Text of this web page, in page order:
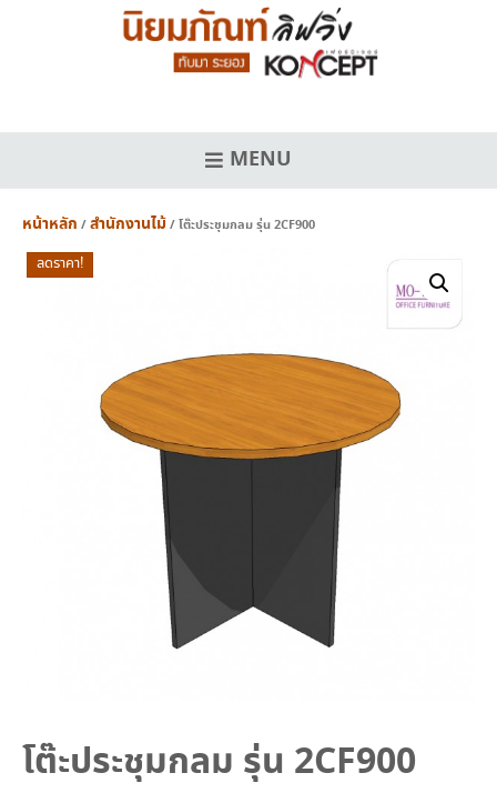
MENU
หน้าหลัก /สำนักงานไม้/ โต๊ะประชุมกลม รุ่น 2CF900
ลดราคา!
โต๊ะประชุมกลม รุ่น 2CF900